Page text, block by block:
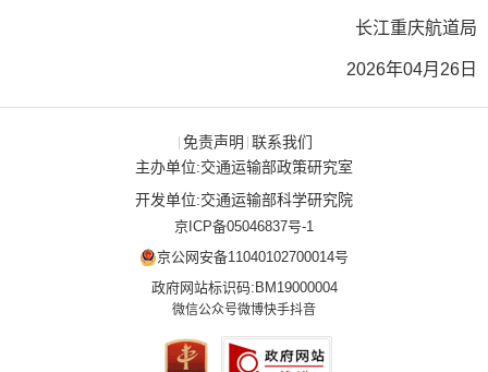
长江重庆航道局
2026年04月26日
| 免责声明 | 联系我们
主办单位:交通运输部政策研究室
开发单位:交通运输部科学研究院
京ICP备05046837号-1
京公网安备11040102700014号
政府网站标识码:BM19000004
微信公众号微博快手抖音